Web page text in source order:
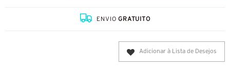
ENVIOGRATUITO
Adicionar à Lista de Desejos